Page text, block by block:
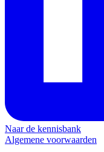
Naar de kennisbank
Algemene voorwaarden